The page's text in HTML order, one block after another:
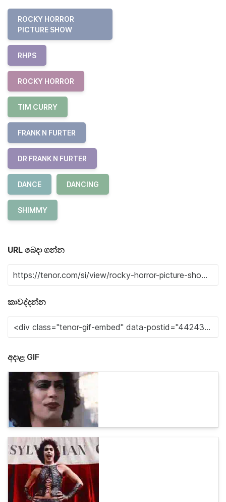
ROCKY HORROR
PICTURE SHOW
RHPS
ROCKY HORROR
TIM CURRY
FRANK N FURTER
DR FRANK N FURTER
DANCE DANCING
SHIMMY
URL බෙදා ගන්න
කාවද්දන්න
අදාළ GIF